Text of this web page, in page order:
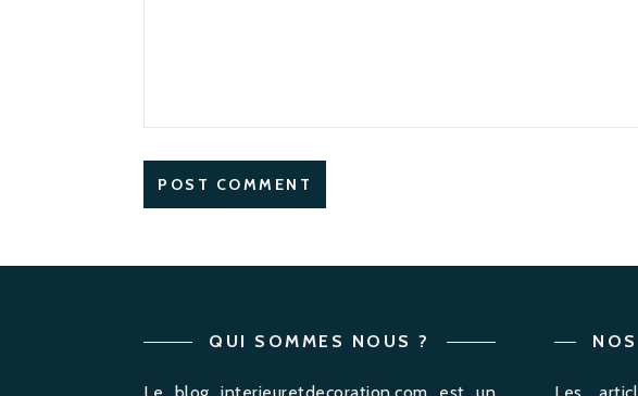
QUI SOMMES NOUS ?